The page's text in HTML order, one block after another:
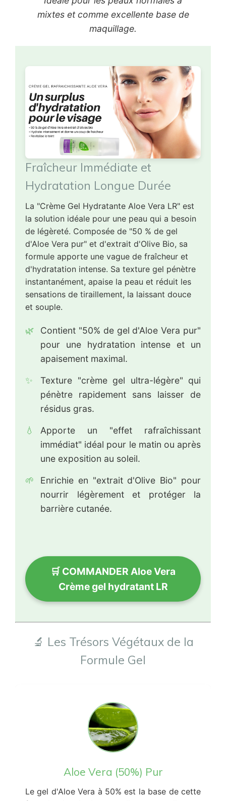
mixtes et comme excellente base de
maquillage.
Fraîcheur Immédiate et
Hydratation Longue Durée
La "Crème Gel Hydratante Aloe Vera LR" est
la solution idéale pour une peau qui a besoin
de légèreté. Composée de "50 % de gel
d'Aloe Vera pur" et d'extrait d'Olive Bio, sa
formule apporte une vague de fraîcheur et
d'hydratation intense. Sa texture gel pénètre
instantanément, apaise la peau et réduit les
sensations de tiraillement, la laissant douce
et souple.
🌿
Contient "50% de gel d'Aloe Vera pur"
pour une hydratation intense et un
apaisement maximal.
✨
Texture "crème gel ultra-légère" qui
pénètre rapidement sans laisser de
résidus gras.
💧
Apporte un "effet rafraîchissant
immédiat" idéal pour le matin ou après
une exposition au soleil.
🌱
Enrichie en "extrait d'Olive Bio" pour
nourrir légèrement et protéger la
barrière cutanée.
🛒 COMMANDER Aloe Vera
Crème gel hydratant LR
🔬 Les Trésors Végétaux de la
Formule Gel
Aloe Vera (50%) Pur
Le gel d'Aloe Vera à 50% est la base de cette